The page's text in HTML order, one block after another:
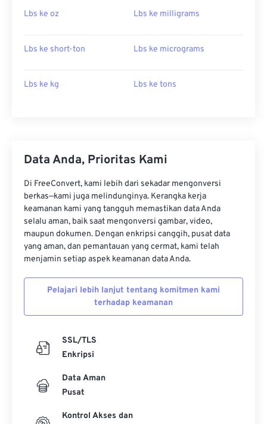
Lbs ke oz Lbs ke milligrams
Lbs ke short-ton Lbs ke micrograms
Lbs ke kg Lbs ke tons
Data Anda, Prioritas Kami
Di FreeConvert, kami lebih dari sekadar mengonversi
berkas—kami juga melindunginya. Kerangka kerja
keamanan kami yang tangguh memastikan data Anda
selalu aman, baik saat mengonversi gambar, video,
maupun dokumen. Dengan enkripsi canggih, pusat data
yang aman, dan pemantauan yang cermat, kami telah
menjamin setiap aspek keamanan data Anda.
Pelajari lebih lanjut tentang komitmen kami
terhadap keamanan
SSL/TLS
Enkripsi
Data Aman
Pusat
Kontrol Akses dan